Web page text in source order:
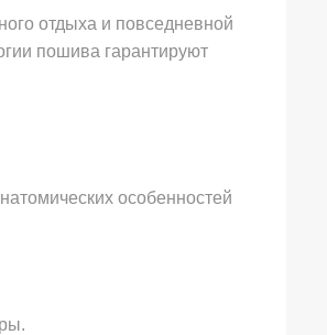
отдыха и повседневной
пошива гарантируют
особенностей